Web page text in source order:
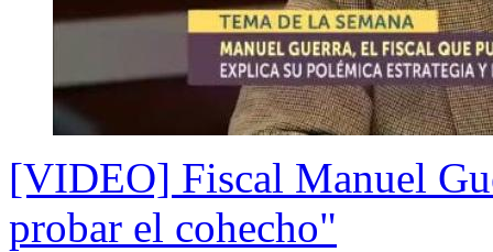
[VIDEO] Fiscal Manuel
probar el cohecho"